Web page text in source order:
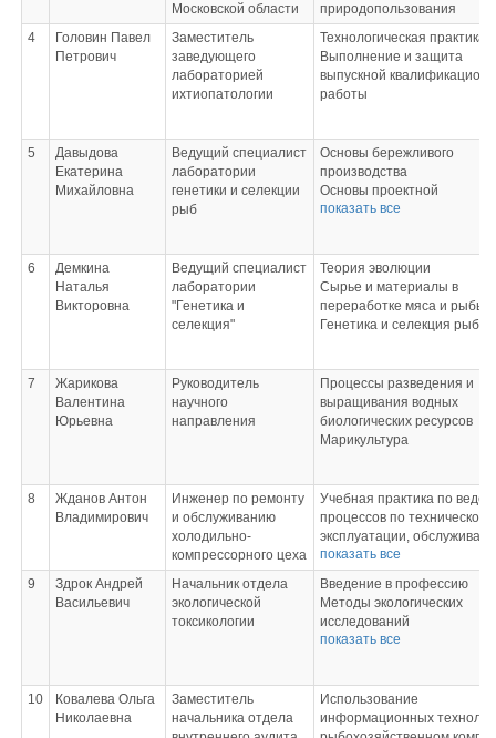
Производственная
освоению одной или
нескольких профессий
рабочих, должностей
служащих
Московской области
природопользования
4
Головин Павел
Петрович
Заместитель
заведующего
лабораторией
ихтиопатологии
Технологическая практика
Выполнение и защита
выпускной
работы
5
Давыдова
Екатерина
Михайловна
Ведущий специалист
лаборатории
генетики и селекции
рыб
Основы бережливого
производства
Основы проектной
деятельности
ресурсов и среды их
Производственная
освоению одной или
нескольких профессий
Демонстрационный
Технологии
выращивания рыбы и
гидробионтов
показать все
6
Демкина
Наталья
Викторовна
Ведущий специалист
лаборатории
"Генетика и
селекция"
Теория эволюции
Сырье и материалы в
переработке мяса и рыбы
Генетика и селекция рыб
7
Жарикова
Валентина
Юрьевна
Руководитель
научного
направления
Процессы разведения и
выращивания водных
биологических ресурсов
Марикультура
8
Жданов Антон
Владимирович
Инженер по ремонту
и обслуживанию
холодильно-
компрессорного цеха
Учебная практика по
процессов по технической
эксплуатации,
ремонту холодильного
оборудования
Производственная
ведению процессов по
технической эксплуатации,
Производственная
участию в работах по
и испытанию холодильного
показать все
9
Здрок Андрей
Васильевич
Начальник отдела
экологической
токсикологии
Введение в профессию
Методы экологических
исследований
Преддипломная практика
квалификационной работы
показать все
10
Ковалева Ольга
Николаевна
Заместитель
начальника отдела
Использование
информационных